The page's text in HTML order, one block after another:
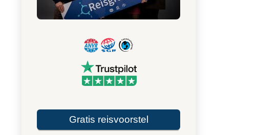
Gratis reisvoorstel